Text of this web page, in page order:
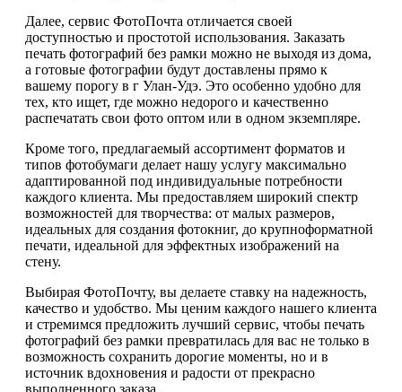
Далее, сервис ФотоПочта отличается своей
доступностью и простотой использования. Заказать
печать фотографий без рамки можно не выходя из дома,
а готовые фотографии будут доставлены прямо к
вашему порогу в г Улан-Удэ. Это особенно удобно для
тех, кто ищет, где можно недорого и качественно
распечатать свои фото оптом или в одном экземпляре.
Кроме того, предлагаемый ассортимент форматов и
типов фотобумаги делает нашу услугу максимально
адаптированной под индивидуальные потребности
каждого клиента. Мы предоставляем широкий спектр
возможностей для творчества: от малых размеров,
идеальных для создания фотокниг, до крупноформатной
печати, идеальной для эффектных изображений на
стену.
Выбирая ФотоПочту, вы делаете ставку на надежность,
качество и удобство. Мы ценим каждого нашего клиента
и стремимся предложить лучший сервис, чтобы печать
фотографий без рамки превратилась для вас не только в
возможность сохранить дорогие моменты, но и в
источник вдохновения и радости от прекрасно